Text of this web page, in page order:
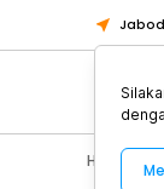
Hobby